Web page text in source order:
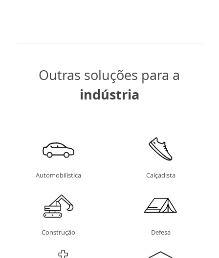
Outras soluções para a
indústria
Automobilística Calçadista
Construção Defesa